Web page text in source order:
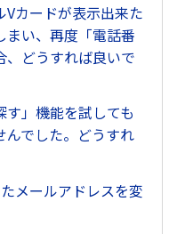
カードが表示出来た
まい、再度「電話番
、どうすれば良いで
す」機能を試しても
んでした。どうすれ
メールアドレスを変